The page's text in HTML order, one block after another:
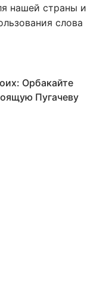
нашей страны и
слова
Орбакайте
Пугачеву